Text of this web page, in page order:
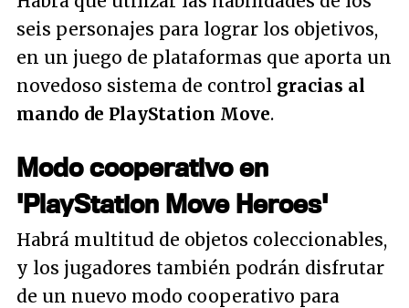
seis personajes para lograr los objetivos,
en un juego de plataformas que aporta un
novedoso sistema de control gracias al
mando de PlayStation Move.
Modo cooperativo en
'PlayStation Move Heroes'
Habrá multitud de objetos coleccionables,
y los jugadores también podrán disfrutar
de un nuevo modo cooperativo para